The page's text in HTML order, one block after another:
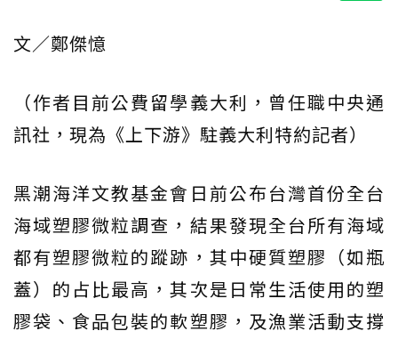
文／鄭傑憶
（作者目前公費留學義大利，曾任職中央通
訊社，現為《上下游》駐義大利特約記者）
黑潮海洋文教基金會日前公布台灣首份全台
海域塑膠微粒調查，結果發現全台所有海域
都有塑膠微粒的蹤跡，其中硬質塑膠（如瓶
蓋）的占比最高，其次是日常生活使用的塑
膠袋、食品包裝的軟塑膠，及漁業活動支撐